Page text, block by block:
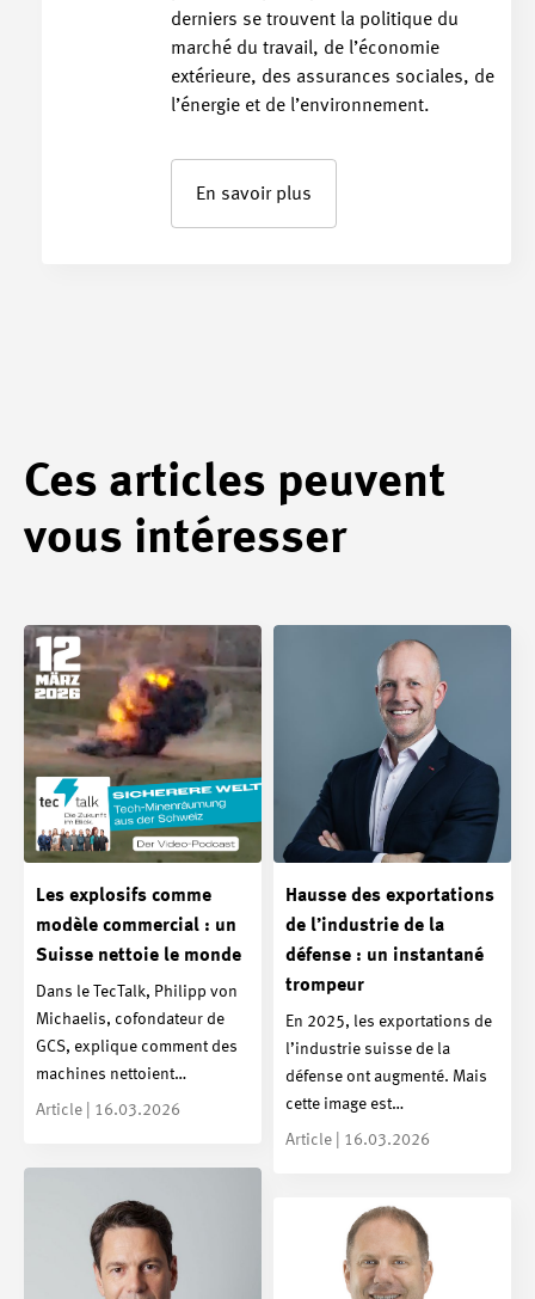
derniers se trouvent la politique du
marché du travail, de l’économie
extérieure, des assurances sociales, de
l’énergie et de l’environnement.
En savoir plus
Ces articles peuvent
vous intéresser
Les explosifs comme
modèle commercial : un
Suisse nettoie le monde
Dans le TecTalk, Philipp von
Michaelis, cofondateur de
GCS, explique comment des
machines nettoient…
Article | 16.03.2026
Hausse des exportations
de l’industrie de la
défense : un instantané
trompeur
En 2025, les exportations de
l’industrie suisse de la
défense ont augmenté. Mais
cette image est…
Article | 16.03.2026